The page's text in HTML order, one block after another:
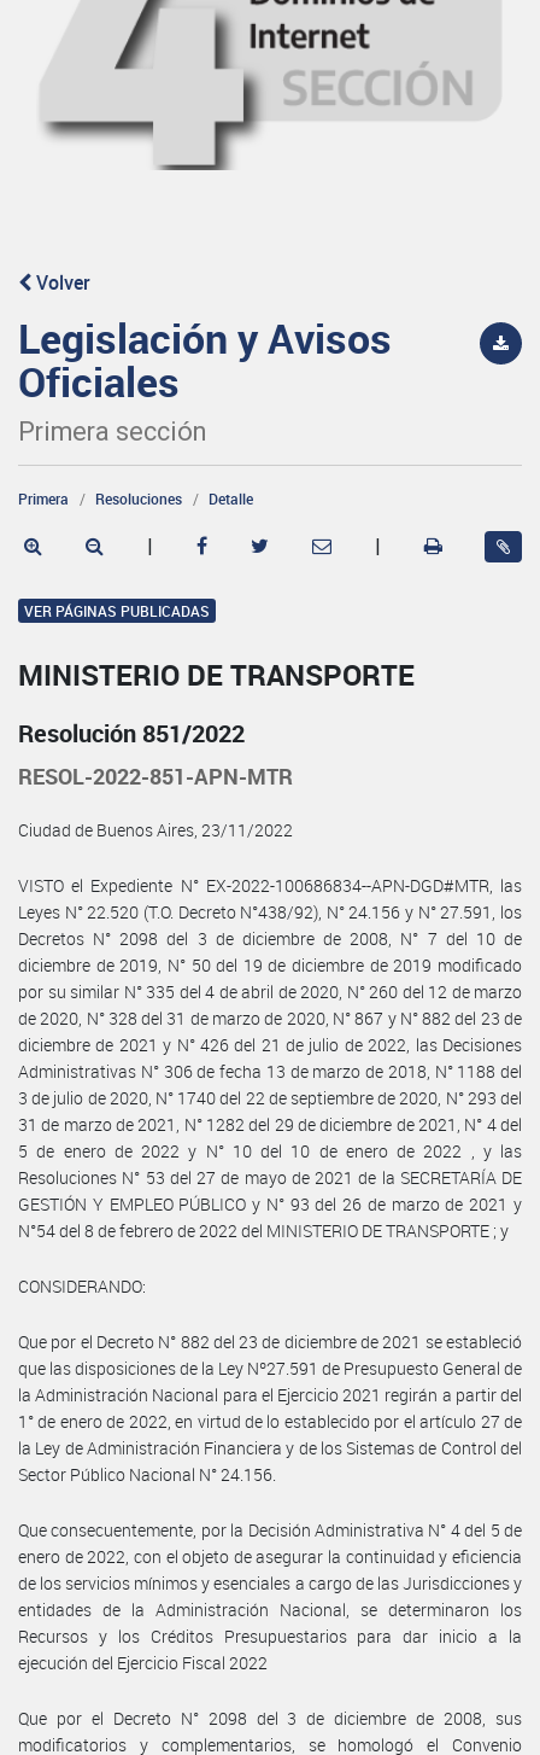
Volver
Legislación y Avisos
Oficiales
Primera sección
Primera Resoluciones Detalle
| |
VER PÁGINAS PUBLICADAS
MINISTERIO DE TRANSPORTE
Resolución 851/2022
RESOL-2022-851-APN-MTR
Ciudad de Buenos Aires, 23/11/2022
VISTO el Expediente N° EX-2022-100686834--APN-DGD#MTR, las
Leyes N° 22.520 (T.O. Decreto N°438/92), N° 24.156 y N° 27.591, los
Decretos N° 2098 del 3 de diciembre de 2008, N° 7 del 10 de
diciembre de 2019, N° 50 del 19 de diciembre de 2019 modificado
por su similar N° 335 del 4 de abril de 2020, N° 260 del 12 de marzo
de 2020, N° 328 del 31 de marzo de 2020, N° 867 y N° 882 del 23 de
diciembre de 2021 y N° 426 del 21 de julio de 2022, las Decisiones
Administrativas N° 306 de fecha 13 de marzo de 2018, N° 1188 del
3 de julio de 2020, N° 1740 del 22 de septiembre de 2020, N° 293 del
31 de marzo de 2021, N° 1282 del 29 de diciembre de 2021, N° 4 del
5 de enero de 2022 y N° 10 del 10 de enero de 2022 , y las
Resoluciones N° 53 del 27 de mayo de 2021 de la SECRETARÍA DE
GESTIÓN Y EMPLEO PÚBLICO y N° 93 del 26 de marzo de 2021 y
N°54 del 8 de febrero de 2022 del MINISTERIO DE TRANSPORTE ; y
CONSIDERANDO:
Que por el Decreto N° 882 del 23 de diciembre de 2021 se estableció
que las disposiciones de la Ley Nº27.591 de Presupuesto General de
la Administración Nacional para el Ejercicio 2021 regirán a partir del
1° de enero de 2022, en virtud de lo establecido por el artículo 27 de
la Ley de Administración Financiera y de los Sistemas de Control del
Sector Público Nacional N° 24.156.
Que consecuentemente, por la Decisión Administrativa N° 4 del 5 de
enero de 2022, con el objeto de asegurar la continuidad y eficiencia
de los servicios mínimos y esenciales a cargo de las Jurisdicciones y
entidades de la Administración Nacional, se determinaron los
Recursos y los Créditos Presupuestarios para dar inicio a la
ejecución del Ejercicio Fiscal 2022
Que por el Decreto N° 2098 del 3 de diciembre de 2008, sus
modificatorios y complementarios, se homologó el Convenio